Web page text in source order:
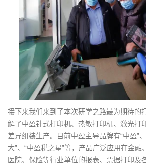
接下来我们来到了本次研学之路最为期待的
解了中盈针式打印机、热敏打印机、激光打
差异组装生产。目前中盈主导品牌有“中盈”
大”、“中盈税之星”等，产品广泛应用在金融
医院、保险等行业单位的报表、票据打印及